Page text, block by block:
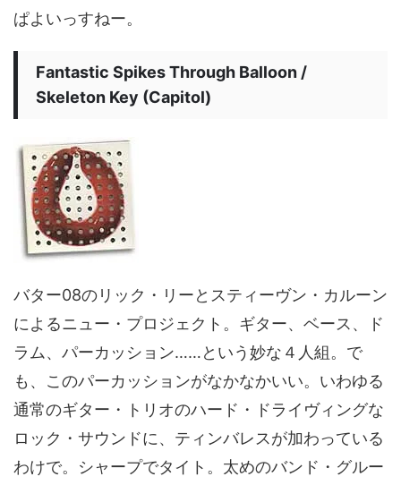
ぱよいっすねー。
Fantastic Spikes Through Balloon /
Skeleton Key (Capitol)
バター08のリック・リーとスティーヴン・カルーン
によるニュー・プロジェクト。ギター、ベース、ド
ラム、パーカッション……という妙な４人組。で
も、このパーカッションがなかなかいい。いわゆる
通常のギター・トリオのハード・ドライヴィングな
ロック・サウンドに、ティンバレスが加わっている
わけで。シャープでタイト。太めのバンド・グルー